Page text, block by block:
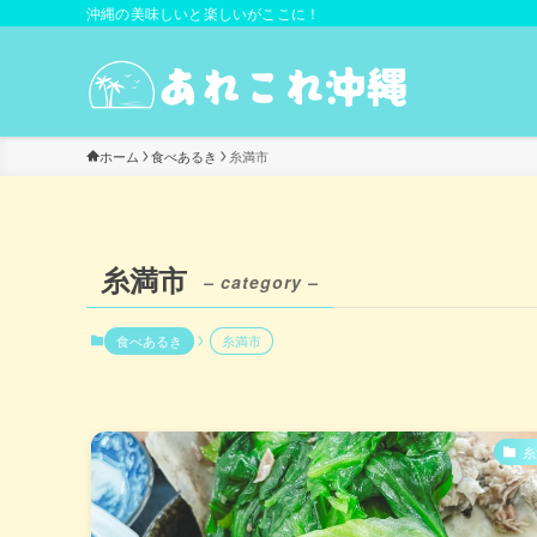
沖縄の美味しいと楽しいがここに！
ホーム 食べあるき 糸満市
糸満市 – category –
食べあるき 糸満市